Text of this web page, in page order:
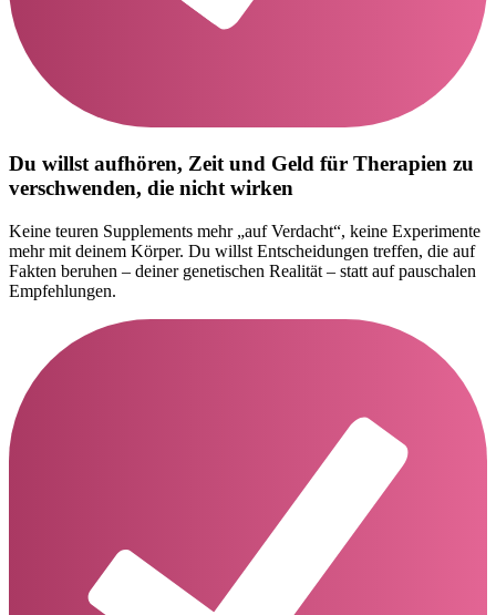
Du willst aufhören, Zeit und Geld für Therapien zu
verschwenden, die nicht wirken
Keine teuren Supplements mehr „auf Verdacht“, keine Experimente
mehr mit deinem Körper. Du willst Entscheidungen treffen, die auf
Fakten beruhen – deiner genetischen Realität – statt auf pauschalen
Empfehlungen.